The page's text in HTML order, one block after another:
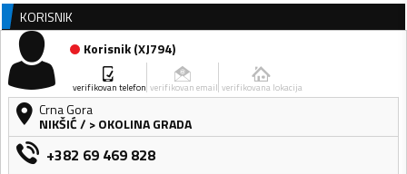
KORISNIK
Korisnik(XJ794)
verifikovan telefon verifikovan email verifikovana lokacija
Crna Gora
NIKŠIĆ/ > OKOLINA GRADA
+382 69 469 828